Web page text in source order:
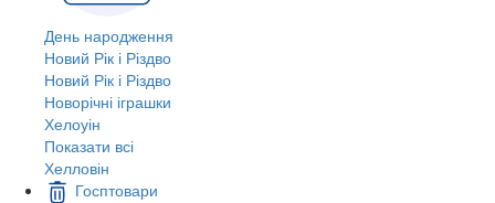
День народження
Новий Рік і Різдво
Новий Рік і Різдво
Новорічні іграшки
Хелоуін
Показати всі
Хелловін
Госптовари